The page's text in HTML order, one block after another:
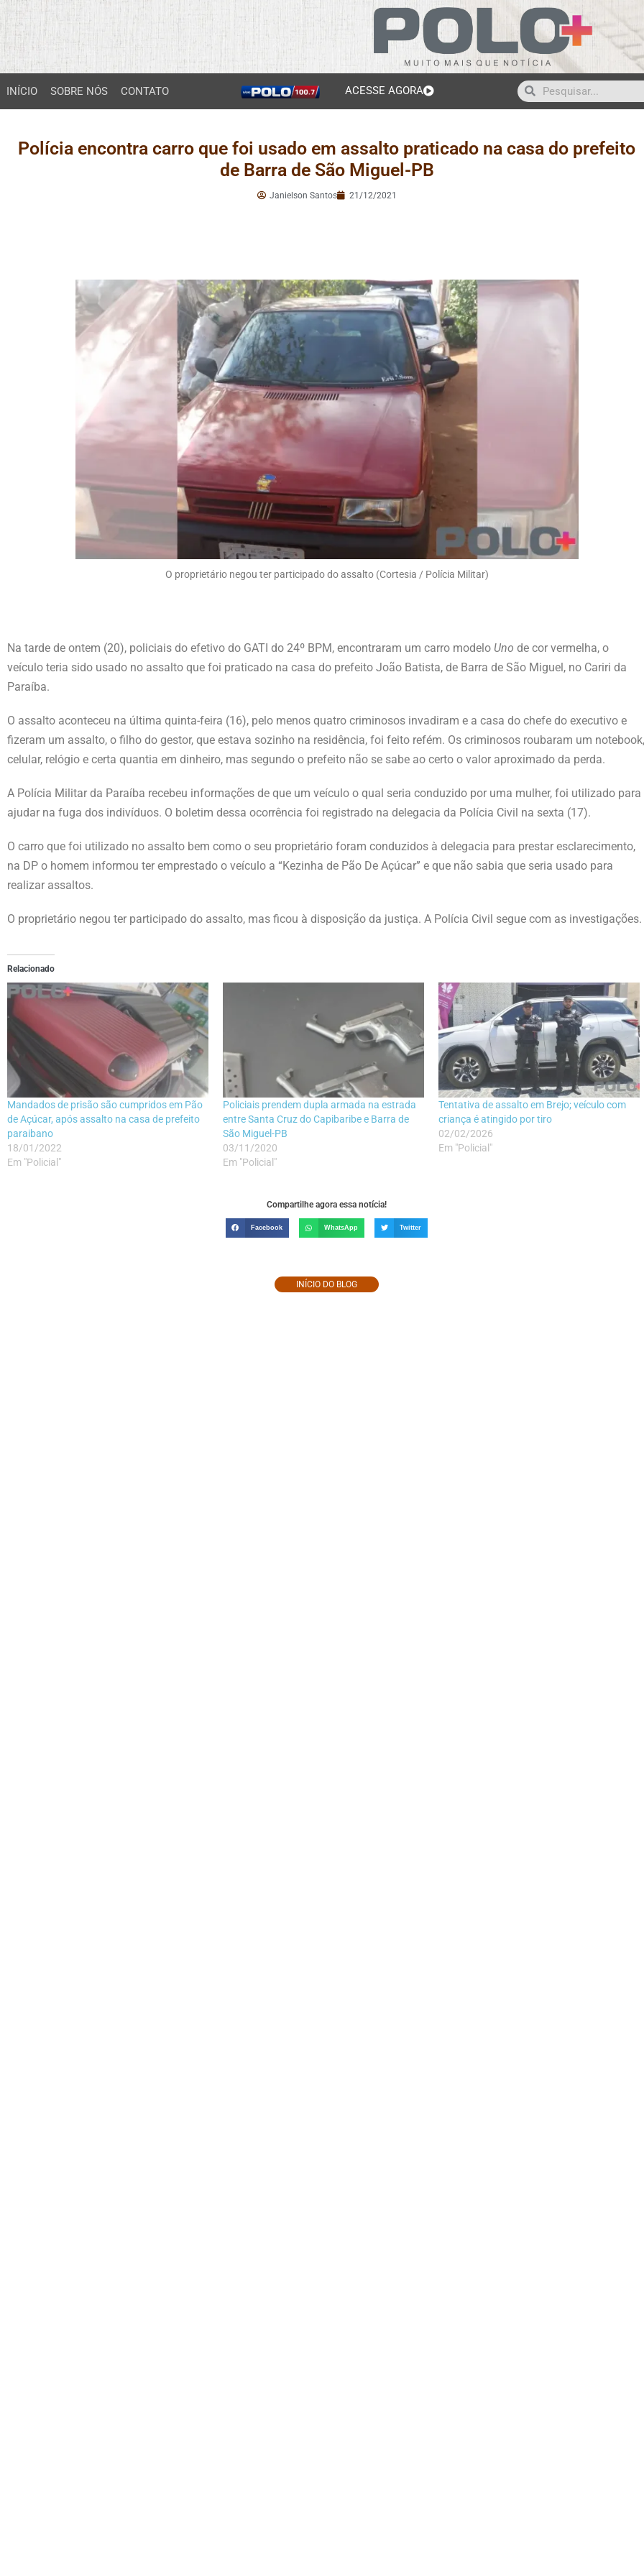
INÍCIO SOBRE NÓS CONTATO ACESSE AGORA
Polícia encontra carro que foi usado em assalto praticado na casa do prefeito
de Barra de São Miguel-PB
Janielson Santos 21/12/2021
O proprietário negou ter participado do assalto (Cortesia / Polícia Militar)
Na tarde de ontem (20), policiais do efetivo do GATI do 24º BPM, encontraram um carro modelo Uno de cor vermelha, o
veículo teria sido usado no assalto que foi praticado na casa do prefeito João Batista, de Barra de São Miguel, no Cariri da
Paraíba.
O assalto aconteceu na última quinta-feira (16), pelo menos quatro criminosos invadiram e a casa do chefe do executivo e
fizeram um assalto, o filho do gestor, que estava sozinho na residência, foi feito refém. Os criminosos roubaram um notebook,
celular, relógio e certa quantia em dinheiro, mas segundo o prefeito não se sabe ao certo o valor aproximado da perda.
A Polícia Militar da Paraíba recebeu informações de que um veículo o qual seria conduzido por uma mulher, foi utilizado para
ajudar na fuga dos indivíduos. O boletim dessa ocorrência foi registrado na delegacia da Polícia Civil na sexta (17).
O carro que foi utilizado no assalto bem como o seu proprietário foram conduzidos à delegacia para prestar esclarecimento,
na DP o homem informou ter emprestado o veículo a “Kezinha de Pão De Açúcar” e que não sabia que seria usado para
realizar assaltos.
O proprietário negou ter participado do assalto, mas ficou à disposição da justiça. A Polícia Civil segue com as investigações.
Relacionado
Mandados de prisão são cumpridos em Pão
de Açúcar, após assalto na casa de prefeito
paraibano
18/01/2022
Em "Policial"
Policiais prendem dupla armada na estrada
entre Santa Cruz do Capibaribe e Barra de
São Miguel-PB
03/11/2020
Em "Policial"
Tentativa de assalto em Brejo; veículo com
criança é atingido por tiro
02/02/2026
Em "Policial"
Compartilhe agora essa notícia!
Facebook WhatsApp Twitter
INÍCIO DO BLOG